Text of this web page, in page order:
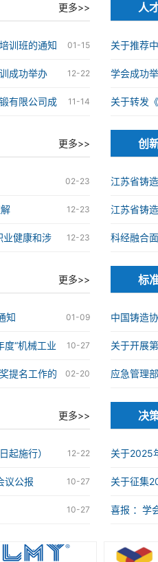
更多>>
01-15
训班的通知
12-22
成功举办
11-14
有限公司成
人
关于推荐
学会成功
托举工程
关于转发
助对象评
更多>>
02-23
12-23
12-23
健康和涉
创
江苏省铸
造科技创
江苏省铸
产业链“红
科经融合
究院球墨
更多>>
01-09
知
10-27
“机械工业
02-20
提名工作的
标
中国铸造
企业开展
关于开展
标企业复
应急管理
更多>>
12-22
起施行）
10-27
议公报
10-27
决
关于2025
关于征集
喜报 ：学